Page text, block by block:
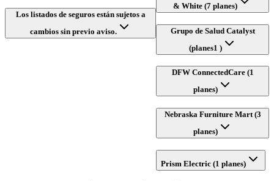
Los listados de seguros están sujetos a
cambios sin previo aviso.
& White (7 planes)
Grupo de Salud Catalyst
(planes1 )
DFW ConnectedCare (1
planes)
Nebraska Furniture Mart (3
planes)
Prism Electric (1 planes)